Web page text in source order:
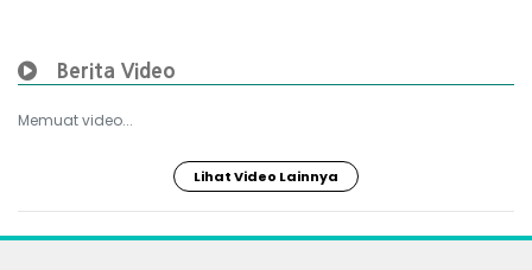
Berita Video
Memuat video...
Lihat Video Lainnya